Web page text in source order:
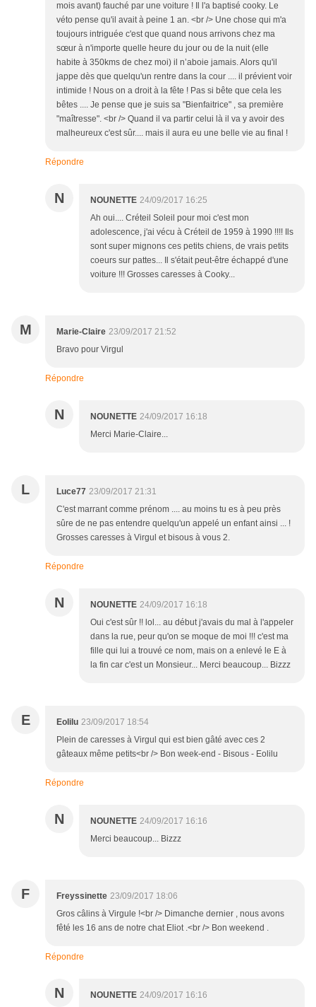
mois avant) fauché par une voiture ! Il l'a baptisé cooky. Le
véto pense qu'il avait à peine 1 an. <br /> Une chose qui m'a
toujours intriguée c'est que quand nous arrivons chez ma
sœur à n'importe quelle heure du jour ou de la nuit (elle
habite à 350kms de chez moi) il n’aboie jamais. Alors qu'il
jappe dès que quelqu'un rentre dans la cour .... il prévient voir
intimide ! Nous on a droit à la fête ! Pas si bête que cela les
bêtes .... Je pense que je suis sa "Bienfaitrice" , sa première
"maîtresse". <br /> Quand il va partir celui là il va y avoir des
malheureux c'est sûr.... mais il aura eu une belle vie au final !
Répondre
N NOUNETTE 24/09/2017 16:25
Ah oui.... Créteil Soleil pour moi c'est mon
adolescence, j'ai vécu à Créteil de 1959 à 1990 !!!! Ils
sont super mignons ces petits chiens, de vrais petits
coeurs sur pattes... Il s'était peut-être échappé d'une
voiture !!! Grosses caresses à Cooky...
M Marie-Claire 23/09/2017 21:52
Bravo pour Virgul
Répondre
N NOUNETTE 24/09/2017 16:18
Merci Marie-Claire...
L Luce77 23/09/2017 21:31
C'est marrant comme prénom .... au moins tu es à peu près
sûre de ne pas entendre quelqu'un appelé un enfant ainsi ... !
Grosses caresses à Virgul et bisous à vous 2.
Répondre
N NOUNETTE 24/09/2017 16:18
Oui c'est sûr !! lol... au début j'avais du mal à l'appeler
dans la rue, peur qu'on se moque de moi !!! c'est ma
fille qui lui a trouvé ce nom, mais on a enlevé le E à
la fin car c'est un Monsieur... Merci beaucoup... Bizzz
E Eolilu 23/09/2017 18:54
Plein de caresses à Virgul qui est bien gâté avec ces 2
gâteaux même petits<br /> Bon week-end - Bisous - Eolilu
Répondre
N NOUNETTE 24/09/2017 16:16
Merci beaucoup... Bizzz
F Freyssinette 23/09/2017 18:06
Gros câlins à Virgule !<br /> Dimanche dernier , nous avons
fêté les 16 ans de notre chat Eliot .<br /> Bon weekend .
Répondre
N NOUNETTE 24/09/2017 16:16